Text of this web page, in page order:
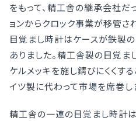
をもって、精工舎の継承会社だ
ョンからクロック事業が移管さ
目覚まし時計はケースが鉄製
ありました。精工舎製の目覚
ケルメッキを施し錆びにくくす
イツ製に代わって市場を席巻し
精工舎の一連の目覚まし時計